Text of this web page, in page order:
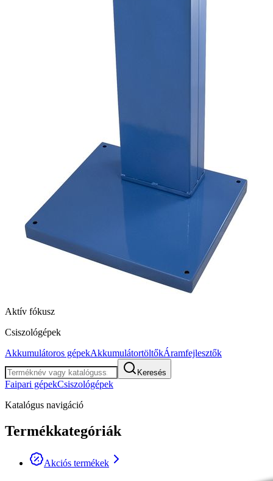
Aktív fókusz
Csiszológépek
Akkumulátoros gépekAkkumulátortöltőkÁramfejlesztők
Keresés
Faipari gépekCsiszológépek
Katalógus navigáció
Termékkategóriák
Akciós termékek